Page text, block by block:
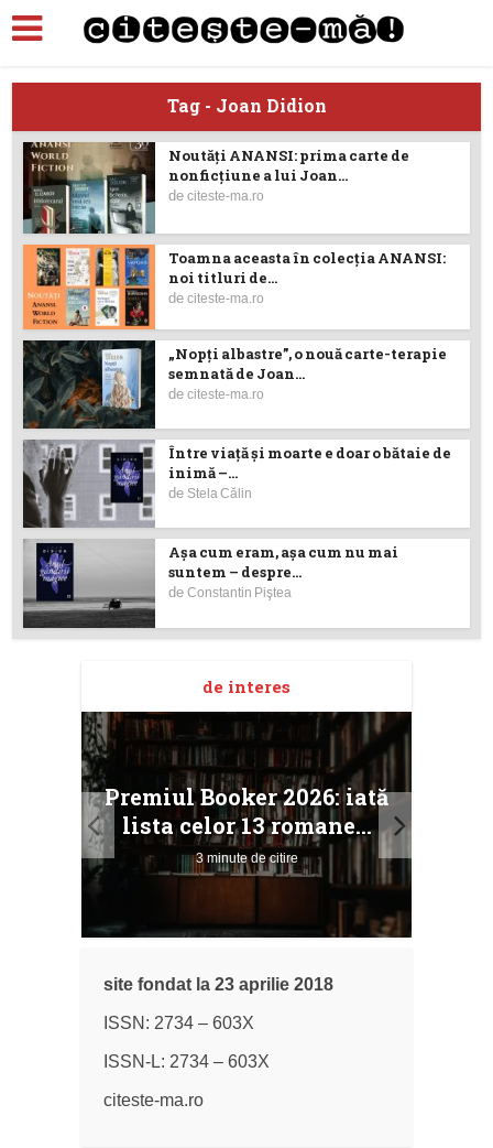
Tag - Joan Didion
Noutăți ANANSI: prima carte de
nonficțiune a lui Joan...
deciteste-ma.ro
Toamna aceasta în colecția ANANSI:
noi titluri de...
deciteste-ma.ro
„Nopți albastre”, o nouă carte-terapie
semnată de Joan...
deciteste-ma.ro
Între viață și moarte e doar o bătaie de
inimă –...
de Stela Călin
Aşa cum eram, aşa cum nu mai
suntem – despre...
deConstantin Piştea
de interes
Premiul Booker 2026: iată
lista celor 13 romane...
3 minute de citire
site fondat la 23 aprilie 2018
ISSN: 2734 – 603X
ISSN-L: 2734 – 603X
citeste-ma.ro